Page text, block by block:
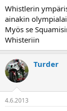
hyppää silmille
nekin tervetulleita.
Rajanylitys ei
mukaan odotus
tuskin on
Aikaa reissulle on
kamalan tiukka.
Utah-turnee (
vuorokaudessa
Whistlerin
ainakin
Myös se
Whisteriin
Turder
4.6.2013